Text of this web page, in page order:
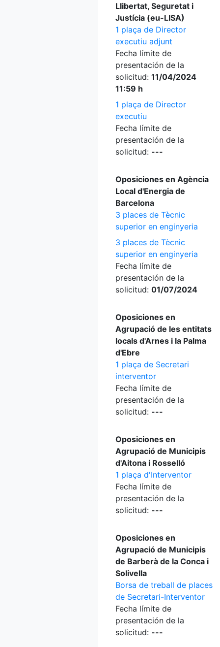
Llibertat, Seguretat i
Justícia (eu-LISA)
1 plaça de Director
executiu adjunt
Fecha límite de
presentación de la
solicitud: 11/04/2024
11:59 h
1 plaça de Director
executiu
Fecha límite de
presentación de la
solicitud: ---
Oposiciones en Agència
Local d'Energia de
Barcelona
3 places de Tècnic
superior en enginyeria
3 places de Tècnic
superior en enginyeria
Fecha límite de
presentación de la
solicitud: 01/07/2024
Oposiciones en
Agrupació de les entitats
locals d'Arnes i la Palma
d'Ebre
1 plaça de Secretari
interventor
Fecha límite de
presentación de la
solicitud: ---
Oposiciones en
Agrupació de Municipis
d'Aitona i Rosselló
1 plaça d'Interventor
Fecha límite de
presentación de la
solicitud: ---
Oposiciones en
Agrupació de Municipis
de Barberà de la Conca i
Solivella
Borsa de treball de places
de Secretari-Interventor
Fecha límite de
presentación de la
solicitud: ---